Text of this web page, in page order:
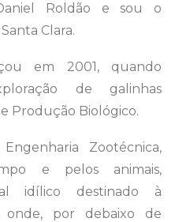
Roldão e sou o
Clara.
em 2001, quando
de galinhas
Produção Biológico.
Zootécnica,
e pelos animais,
idílico destinado à
onde, por debaixo de